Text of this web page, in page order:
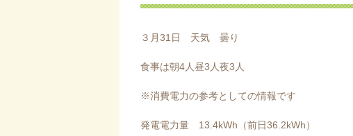
３月31日 天気 曇り
食事は朝4人昼3人夜3人
※消費電力の参考としての情報です
発電電力量 13.4kWh（前日36.2kWh）